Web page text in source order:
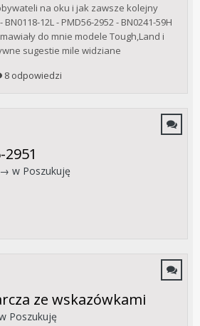
na oku i jak zawsze kolejny
12L - PMD56-2952 - BN0241-59H
do mnie modele Tough,Land i
sugestie mile widziane
8 odpowiedzi
→ w Poszukuję
ze wskazówkami
Poszukuję